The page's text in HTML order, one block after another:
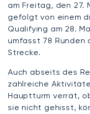
am Freitag, den 27.
gefolgt von einem
Qualifying am 28.
umfasst 78 Runden
Strecke.
Auch abseits des
zahlreiche
Hauptturm verrät,
sie nicht gehisst,